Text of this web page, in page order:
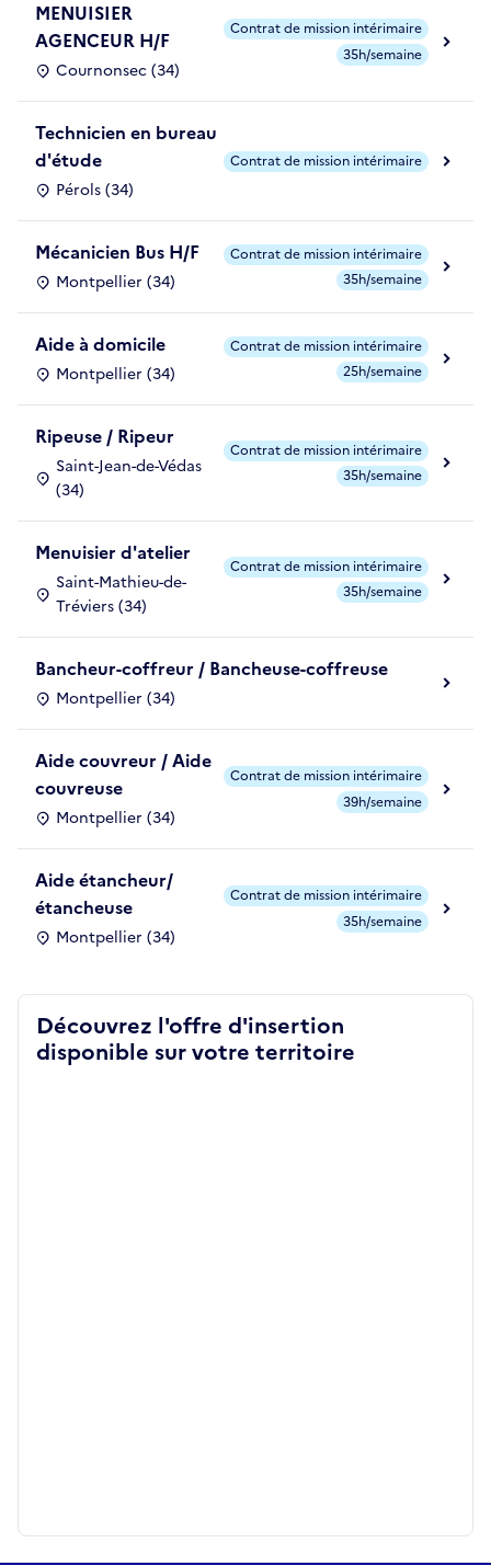
MENUISIER
AGENCEUR H/F
Cournonsec (34)
Contrat de mission intérimaire
35h/semaine
Technicien en bureau
d'étude
Pérols (34)
Contrat de mission intérimaire
Mécanicien Bus H/F
Montpellier (34)
Contrat de mission intérimaire
35h/semaine
Aide à domicile
Montpellier (34)
Contrat de mission intérimaire
25h/semaine
Ripeuse / Ripeur
Saint-Jean-de-Védas
(34)
Contrat de mission intérimaire
35h/semaine
Menuisier d'atelier
Saint-Mathieu-de-
Tréviers (34)
Contrat de mission intérimaire
35h/semaine
Bancheur-coffreur / Bancheuse-coffreuse
Montpellier (34)
Aide couvreur / Aide
couvreuse
Montpellier (34)
Contrat de mission intérimaire
39h/semaine
Aide étancheur/
étancheuse
Montpellier (34)
Contrat de mission intérimaire
35h/semaine
Découvrez l'offre d'insertion
disponible sur votre territoire